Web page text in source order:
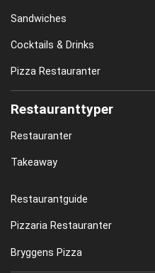
Sandwiches
Cocktails & Drinks
Pizza Restauranter
Restauranttyper
Restauranter
Takeaway
Restaurantguide
Pizzaria Restauranter
Bryggens Pizza